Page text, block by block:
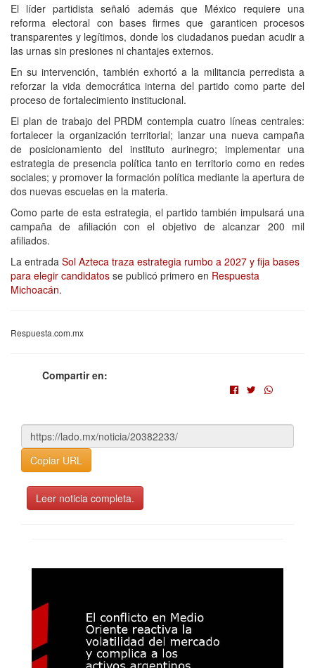
El líder partidista señaló además que México requiere una
reforma electoral con bases firmes que garanticen procesos
transparentes y legítimos, donde los ciudadanos puedan acudir a
las urnas sin presiones ni chantajes externos.
En su intervención, también exhortó a la militancia perredista a
reforzar la vida democrática interna del partido como parte del
proceso de fortalecimiento institucional.
El plan de trabajo del PRDM contempla cuatro líneas centrales:
fortalecer la organización territorial; lanzar una nueva campaña
de posicionamiento del instituto aurinegro; implementar una
estrategia de presencia política tanto en territorio como en redes
sociales; y promover la formación política mediante la apertura de
dos nuevas escuelas en la materia.
Como parte de esta estrategia, el partido también impulsará una
campaña de afiliación con el objetivo de alcanzar 200 mil
afiliados.
La entrada Sol Azteca traza estrategia rumbo a 2027 y fija bases
para elegir candidatos se publicó primero en Respuesta
Michoacán.
Respuesta.com.mx
Compartir en:
Copiar URL
Leer noticia completa.